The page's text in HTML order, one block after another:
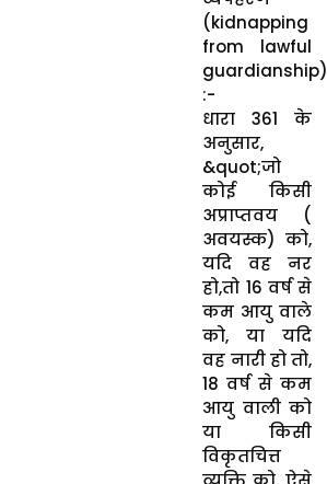
(kidnapping
from lawful
guardianship)
:-
धारा 361 के
अनुसार,
&quot;जो
कोई किसी
अप्राप्तवय (
अवयस्क) को,
यदि वह नर
हो,तो 16 वर्ष से
कम आयु वाले
को, या यदि
वह नारी हो तो,
18 वर्ष से कम
आयु वाली को
या किसी
विकृतचित्त